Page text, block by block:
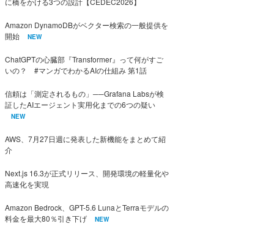
Amazon DynamoDBがベクター検索の一般提供を
開始
NEW
ChatGPTの心臓部『Transformer』って何がすご
いの？ #マンガでわかるAIの仕組み 第1話
信頼は「測定されるもの」──Grafana Labsが検
証したAIエージェント実用化までの6つの疑い
NEW
AWS、7月27日週に発表した新機能をまとめて紹
介
Next.js 16.3が正式リリース、開発環境の軽量化や
高速化を実現
Amazon Bedrock、GPT-5.6 LunaとTerraモデルの
料金を最大80％引き下げ
NEW